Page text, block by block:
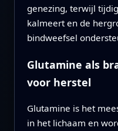
genezing, terwijl
kalmeert en de
bindweefsel
Glutamine als
voor herstel
Glutamine is het
in het lichaam en